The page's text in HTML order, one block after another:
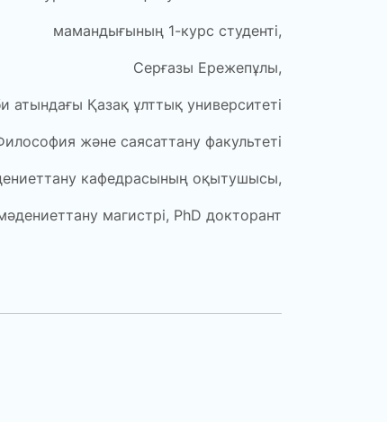
мамандығының 1-курс студенті,
Серғазы Ережепұлы,
атындағы Қазақ ұлттық университеті
және саясаттану факультеті
кафедрасының оқытушысы,
магистрі, PhD докторант